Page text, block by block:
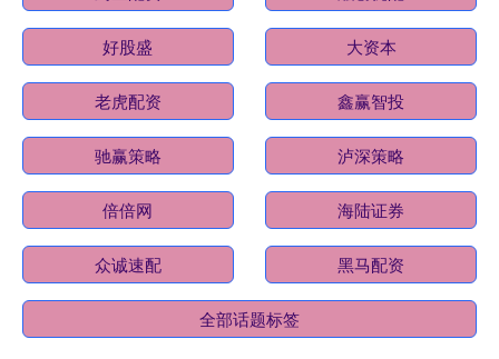
好股盛 大资本
老虎配资 鑫赢智投
驰赢策略 泸深策略
倍倍网 海陆证券
众诚速配 黑马配资
全部话题标签